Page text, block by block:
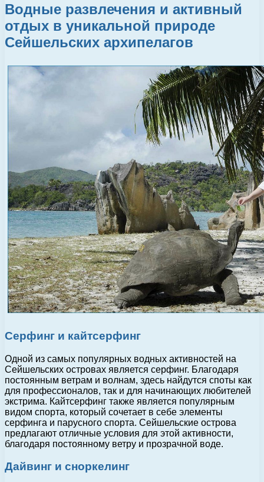
Водные развлечения и активный
отдых в уникальной природе
Сейшельских архипелагов
Серфинг и кайтсерфинг
Одной из самых популярных водных активностей на
Сейшельских островах является серфинг. Благодаря
постоянным ветрам и волнам, здесь найдутся споты как
для профессионалов, так и для начинающих любителей
экстрима. Кайтсерфинг также является популярным
видом спорта, который сочетает в себе элементы
серфинга и парусного спорта. Сейшельские острова
предлагают отличные условия для этой активности,
благодаря постоянному ветру и прозрачной воде.
Дайвинг и сноркелинг